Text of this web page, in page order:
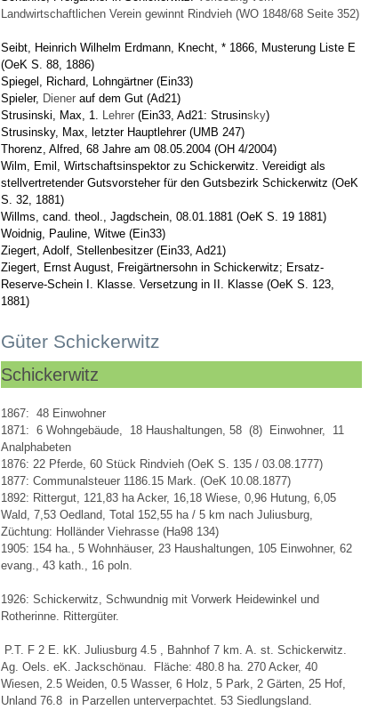
Landwirtschaftlichen Verein gewinnt Rindvieh (WO 1848/68 Seite 352)
Seibt, Heinrich Wilhelm Erdmann, Knecht, * 1866, Musterung Liste E
(OeK S. 88, 1886)
Spiegel, Richard, Lohngärtner (Ein33)
Spieler, Diener auf dem Gut (Ad21)
Strusinski, Max, 1. Lehrer (Ein33, Ad21: Strusinsky)
Strusinsky, Max, letzter Hauptlehrer (UMB 247)
Thorenz, Alfred, 68 Jahre am 08.05.2004 (OH 4/2004)
Wilm, Emil, Wirtschaftsinspektor zu Schickerwitz. Vereidigt als
stellvertretender Gutsvorsteher für den Gutsbezirk Schickerwitz (OeK
S. 32, 1881)
Willms, cand. theol., Jagdschein, 08.01.1881 (OeK S. 19 1881)
Woidnig, Pauline, Witwe (Ein33)
Ziegert, Adolf, Stellenbesitzer (Ein33, Ad21)
Ziegert, Ernst August, Freigärtnersohn in Schickerwitz; Ersatz-
Reserve-Schein I. Klasse. Versetzung in II. Klasse (OeK S. 123,
1881)
Güter Schickerwitz
Schickerwitz
1867: 48 Einwohner
1871: 6 Wohngebäude, 18 Haushaltungen, 58 (8) Einwohner, 11
Analphabeten
1876: 22 Pferde, 60 Stück Rindvieh (OeK S. 135 / 03.08.1777)
1877: Communalsteuer 1186.15 Mark. (OeK 10.08.1877)
1892: Rittergut, 121,83 ha Acker, 16,18 Wiese, 0,96 Hutung, 6,05
Wald, 7,53 Oedland, Total 152,55 ha / 5 km nach Juliusburg,
Züchtung: Holländer Viehrasse (Ha98 134)
1905: 154 ha., 5 Wohnhäuser, 23 Haushaltungen, 105 Einwohner, 62
evang., 43 kath., 16 poln.
1926: Schickerwitz, Schwundnig mit Vorwerk Heidewinkel und
Rotherinne. Rittergüter.
P.T. F 2 E. kK. Juliusburg 4.5 , Bahnhof 7 km. A. st. Schickerwitz.
Ag. Oels. eK. Jackschönau. Fläche: 480.8 ha. 270 Acker, 40
Wiesen, 2.5 Weiden, 0.5 Wasser, 6 Holz, 5 Park, 2 Gärten, 25 Hof,
Unland 76.8 in Parzellen unterverpachtet. 53 Siedlungsland.